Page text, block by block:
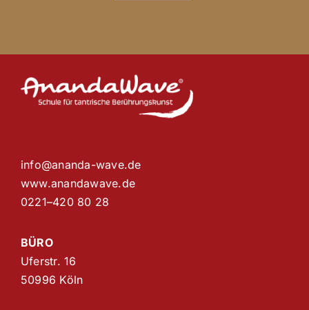
info@ananda-wave.de
www.anandawave.de
0221–420 80 28
BÜRO
Uferstr. 16
50996 Köln